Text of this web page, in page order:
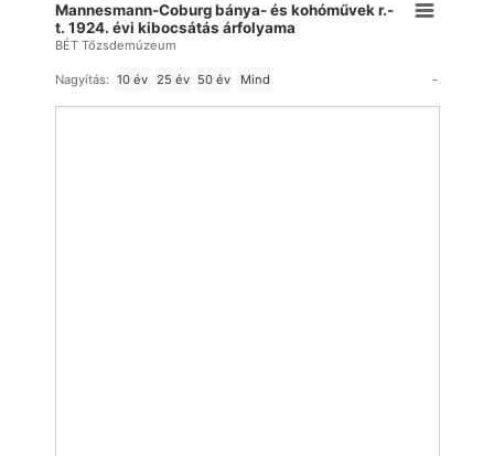
Mannesmann-Coburg bánya- és kohóművek r.-
t. 1924. évi kibocsátás árfolyama
BÉT Tőzsdemúzeum
Nagyítás: 10 év 25 év 50 év Mind -